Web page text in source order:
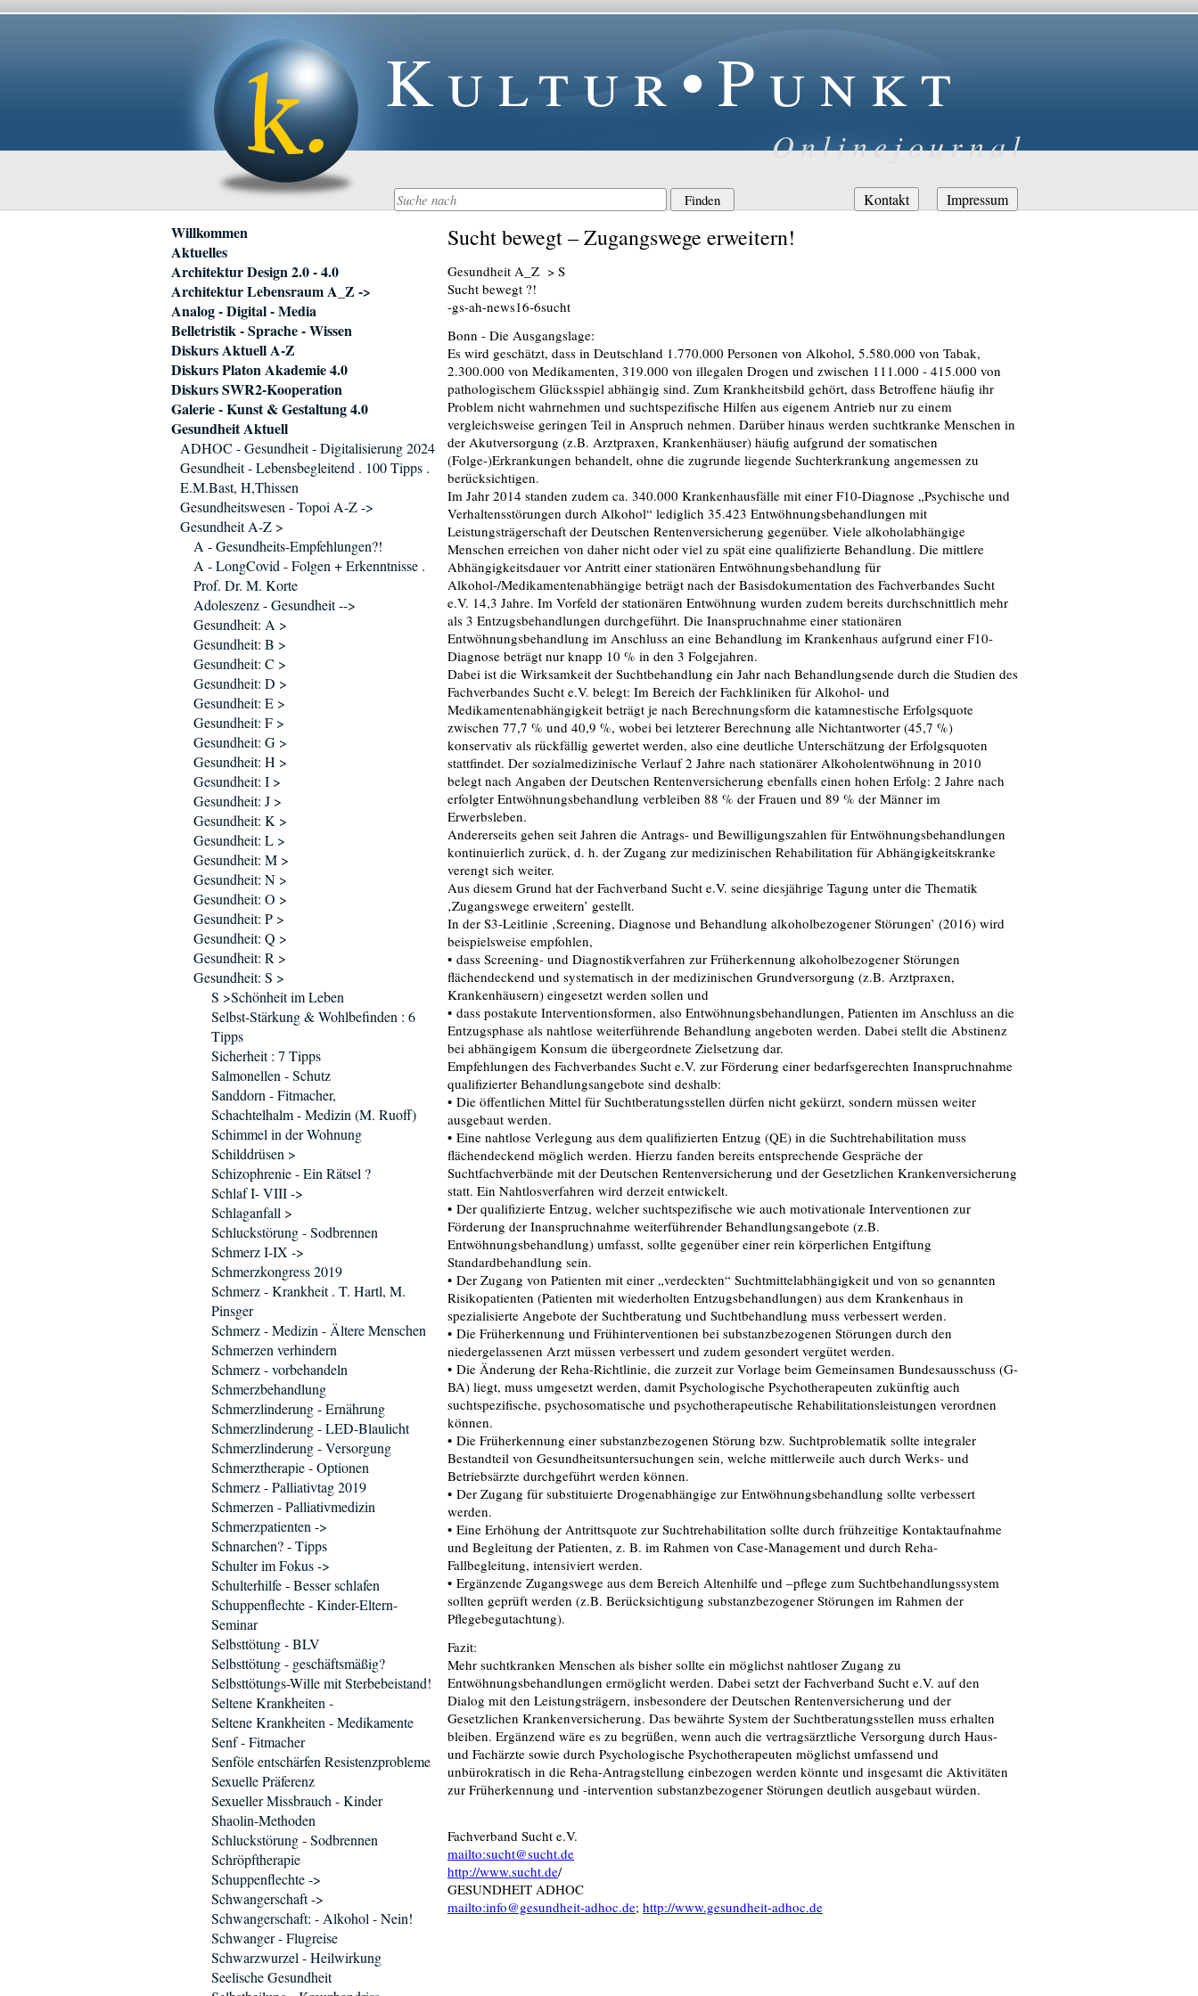
Kultur•Punkt
Onlinejournal
Navigation
überspringen
Kontakt Impressum
Sucht bewegt – Zugangswege erweitern!
Gesundheit A_Z > S
Sucht bewegt ?!
-gs-ah-news16-6sucht
Bonn - Die Ausgangslage:
Es wird geschätzt, dass in Deutschland 1.770.000 Personen von Alkohol, 5.580.000 von Tabak,
2.300.000 von Medikamenten, 319.000 von illegalen Drogen und zwischen 111.000 - 415.000 von
pathologischem Glücksspiel abhängig sind. Zum Krankheitsbild gehört, dass Betroffene häufig ihr
Problem nicht wahrnehmen und suchtspezifische Hilfen aus eigenem Antrieb nur zu einem
vergleichsweise geringen Teil in Anspruch nehmen. Darüber hinaus werden suchtkranke Menschen in
der Akutversorgung (z.B. Arztpraxen, Krankenhäuser) häufig aufgrund der somatischen
(Folge-)Erkrankungen behandelt, ohne die zugrunde liegende Suchterkrankung angemessen zu
berücksichtigen.
Im Jahr 2014 standen zudem ca. 340.000 Krankenhausfälle mit einer F10-Diagnose „Psychische und
Verhaltensstörungen durch Alkohol“ lediglich 35.423 Entwöhnungsbehandlungen mit
Leistungsträgerschaft der Deutschen Rentenversicherung gegenüber. Viele alkoholabhängige
Menschen erreichen von daher nicht oder viel zu spät eine qualifizierte Behandlung. Die mittlere
Abhängigkeitsdauer vor Antritt einer stationären Entwöhnungsbehandlung für
Alkohol-/Medikamentenabhängige beträgt nach der Basisdokumentation des Fachverbandes Sucht
e.V. 14,3 Jahre. Im Vorfeld der stationären Entwöhnung wurden zudem bereits durchschnittlich mehr
als 3 Entzugsbehandlungen durchgeführt. Die Inanspruchnahme einer stationären
Entwöhnungsbehandlung im Anschluss an eine Behandlung im Krankenhaus aufgrund einer F10-
Diagnose beträgt nur knapp 10 % in den 3 Folgejahren.
Dabei ist die Wirksamkeit der Suchtbehandlung ein Jahr nach Behandlungsende durch die Studien des
Fachverbandes Sucht e.V. belegt: Im Bereich der Fachkliniken für Alkohol- und
Medikamentenabhängigkeit beträgt je nach Berechnungsform die katamnestische Erfolgsquote
zwischen 77,7 % und 40,9 %, wobei bei letzterer Berechnung alle Nichtantworter (45,7 %)
konservativ als rückfällig gewertet werden, also eine deutliche Unterschätzung der Erfolgsquoten
stattfindet. Der sozialmedizinische Verlauf 2 Jahre nach stationärer Alkoholentwöhnung in 2010
belegt nach Angaben der Deutschen Rentenversicherung ebenfalls einen hohen Erfolg: 2 Jahre nach
erfolgter Entwöhnungsbehandlung verbleiben 88 % der Frauen und 89 % der Männer im
Erwerbsleben.
Andererseits gehen seit Jahren die Antrags- und Bewilligungszahlen für Entwöhnungsbehandlungen
kontinuierlich zurück, d. h. der Zugang zur medizinischen Rehabilitation für Abhängigkeitskranke
verengt sich weiter.
Aus diesem Grund hat der Fachverband Sucht e.V. seine diesjährige Tagung unter die Thematik
‚Zugangswege erweitern’ gestellt.
In der S3-Leitlinie ‚Screening, Diagnose und Behandlung alkoholbezogener Störungen’ (2016) wird
beispielsweise empfohlen,
• dass Screening- und Diagnostikverfahren zur Früherkennung alkoholbezogener Störungen
flächendeckend und systematisch in der medizinischen Grundversorgung (z.B. Arztpraxen,
Krankenhäusern) eingesetzt werden sollen und
• dass postakute Interventionsformen, also Entwöhnungsbehandlungen, Patienten im Anschluss an die
Entzugsphase als nahtlose weiterführende Behandlung angeboten werden. Dabei stellt die Abstinenz
bei abhängigem Konsum die übergeordnete Zielsetzung dar.
Empfehlungen des Fachverbandes Sucht e.V. zur Förderung einer bedarfsgerechten Inanspruchnahme
qualifizierter Behandlungsangebote sind deshalb:
• Die öffentlichen Mittel für Suchtberatungsstellen dürfen nicht gekürzt, sondern müssen weiter
ausgebaut werden.
• Eine nahtlose Verlegung aus dem qualifizierten Entzug (QE) in die Suchtrehabilitation muss
flächendeckend möglich werden. Hierzu fanden bereits entsprechende Gespräche der
Suchtfachverbände mit der Deutschen Rentenversicherung und der Gesetzlichen Krankenversicherung
statt. Ein Nahtlosverfahren wird derzeit entwickelt.
• Der qualifizierte Entzug, welcher suchtspezifische wie auch motivationale Interventionen zur
Förderung der Inanspruchnahme weiterführender Behandlungsangebote (z.B.
Entwöhnungsbehandlung) umfasst, sollte gegenüber einer rein körperlichen Entgiftung
Standardbehandlung sein.
• Der Zugang von Patienten mit einer „verdeckten“ Suchtmittelabhängigkeit und von so genannten
Risikopatienten (Patienten mit wiederholten Entzugsbehandlungen) aus dem Krankenhaus in
spezialisierte Angebote der Suchtberatung und Suchtbehandlung muss verbessert werden.
• Die Früherkennung und Frühinterventionen bei substanzbezogenen Störungen durch den
niedergelassenen Arzt müssen verbessert und zudem gesondert vergütet werden.
• Die Änderung der Reha-Richtlinie, die zurzeit zur Vorlage beim Gemeinsamen Bundesausschuss (G-
BA) liegt, muss umgesetzt werden, damit Psychologische Psychotherapeuten zukünftig auch
suchtspezifische, psychosomatische und psychotherapeutische Rehabilitationsleistungen verordnen
können.
• Die Früherkennung einer substanzbezogenen Störung bzw. Suchtproblematik sollte integraler
Bestandteil von Gesundheitsuntersuchungen sein, welche mittlerweile auch durch Werks- und
Betriebsärzte durchgeführt werden können.
• Der Zugang für substituierte Drogenabhängige zur Entwöhnungsbehandlung sollte verbessert
werden.
• Eine Erhöhung der Antrittsquote zur Suchtrehabilitation sollte durch frühzeitige Kontaktaufnahme
und Begleitung der Patienten, z. B. im Rahmen von Case-Management und durch Reha-
Fallbegleitung, intensiviert werden.
• Ergänzende Zugangswege aus dem Bereich Altenhilfe und –pflege zum Suchtbehandlungssystem
sollten geprüft werden (z.B. Berücksichtigung substanzbezogener Störungen im Rahmen der
Pflegebegutachtung).
Fazit:
Mehr suchtkranken Menschen als bisher sollte ein möglichst nahtloser Zugang zu
Entwöhnungsbehandlungen ermöglicht werden. Dabei setzt der Fachverband Sucht e.V. auf den
Dialog mit den Leistungsträgern, insbesondere der Deutschen Rentenversicherung und der
Gesetzlichen Krankenversicherung. Das bewährte System der Suchtberatungsstellen muss erhalten
bleiben. Ergänzend wäre es zu begrüßen, wenn auch die vertragsärztliche Versorgung durch Haus-
und Fachärzte sowie durch Psychologische Psychotherapeuten möglichst umfassend und
unbürokratisch in die Reha-Antragstellung einbezogen werden könnte und insgesamt die Aktivitäten
zur Früherkennung und -intervention substanzbezogener Störungen deutlich ausgebaut würden.
Fachverband Sucht e.V.
mailto:sucht@sucht.de
http://www.sucht.de/
GESUNDHEIT ADHOC
mailto:info@gesundheit-adhoc.de; http://www.gesundheit-adhoc.de
Navigation
überspringen
Willkommen
Aktuelles
Architektur Design 2.0 - 4.0
Architektur Lebensraum A_Z ->
Analog - Digital - Media
Belletristik - Sprache - Wissen
Diskurs Aktuell A-Z
Diskurs Platon Akademie 4.0
Diskurs SWR2-Kooperation
Galerie - Kunst & Gestaltung 4.0
Gesundheit Aktuell
ADHOC - Gesundheit - Digitalisierung 2024
Gesundheit - Lebensbegleitend . 100 Tipps .
E.M.Bast, H,Thissen
Gesundheitswesen - Topoi A-Z ->
Gesundheit A-Z >
A - Gesundheits-Empfehlungen?!
A - LongCovid - Folgen + Erkenntnisse .
Prof. Dr. M. Korte
Adoleszenz - Gesundheit -->
Gesundheit: A >
Gesundheit: B >
Gesundheit: C >
Gesundheit: D >
Gesundheit: E >
Gesundheit: F >
Gesundheit: G >
Gesundheit: H >
Gesundheit: I >
Gesundheit: J >
Gesundheit: K >
Gesundheit: L >
Gesundheit: M >
Gesundheit: N >
Gesundheit: O >
Gesundheit: P >
Gesundheit: Q >
Gesundheit: R >
Gesundheit: S >
S >Schönheit im Leben
Selbst-Stärkung & Wohlbefinden : 6
Tipps
Sicherheit : 7 Tipps
Salmonellen - Schutz
Sanddorn - Fitmacher,
Schachtelhalm - Medizin (M. Ruoff)
Schimmel in der Wohnung
Schilddrüsen >
Schizophrenie - Ein Rätsel ?
Schlaf I- VIII ->
Schlaganfall >
Schluckstörung - Sodbrennen
Schmerz I-IX ->
Schmerzkongress 2019
Schmerz - Krankheit . T. Hartl, M.
Pinsger
Schmerz - Medizin - Ältere Menschen
Schmerzen verhindern
Schmerz - vorbehandeln
Schmerzbehandlung
Schmerzlinderung - Ernährung
Schmerzlinderung - LED-Blaulicht
Schmerzlinderung - Versorgung
Schmerztherapie - Optionen
Schmerz - Palliativtag 2019
Schmerzen - Palliativmedizin
Schmerzpatienten ->
Schnarchen? - Tipps
Schulter im Fokus ->
Schulterhilfe - Besser schlafen
Schuppenflechte - Kinder-Eltern-
Seminar
Selbsttötung - BLV
Selbsttötung - geschäftsmäßig?
Selbsttötungs-Wille mit Sterbebeistand!
Seltene Krankheiten -
Seltene Krankheiten - Medikamente
Senf - Fitmacher
Senföle entschärfen Resistenzprobleme
Sexuelle Präferenz
Sexueller Missbrauch - Kinder
Shaolin-Methoden
Schluckstörung - Sodbrennen
Schröpftherapie
Schuppenflechte ->
Schwangerschaft ->
Schwangerschaft: - Alkohol - Nein!
Schwanger - Flugreise
Schwarzwurzel - Heilwirkung
Seelische Gesundheit